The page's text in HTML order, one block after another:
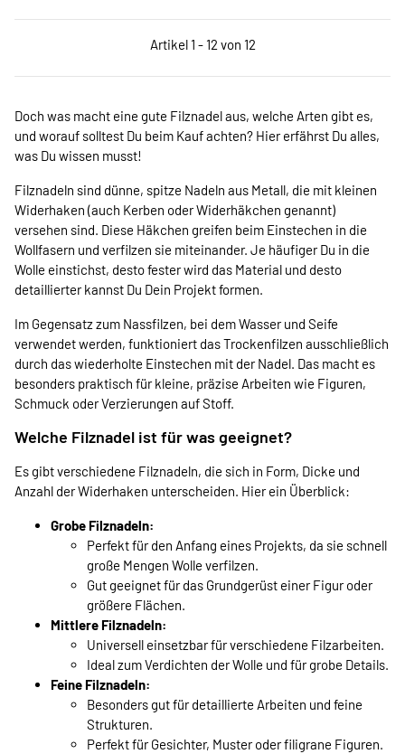
Artikel 1 - 12 von 12
Doch was macht eine gute Filznadel aus, welche Arten gibt es,
und worauf solltest Du beim Kauf achten? Hier erfährst Du alles,
was Du wissen musst!
Filznadeln sind dünne, spitze Nadeln aus Metall, die mit kleinen
Widerhaken (auch Kerben oder Widerhäkchen genannt)
versehen sind. Diese Häkchen greifen beim Einstechen in die
Wollfasern und verfilzen sie miteinander. Je häufiger Du in die
Wolle einstichst, desto fester wird das Material und desto
detaillierter kannst Du Dein Projekt formen.
Im Gegensatz zum Nassfilzen, bei dem Wasser und Seife
verwendet werden, funktioniert das Trockenfilzen ausschließlich
durch das wiederholte Einstechen mit der Nadel. Das macht es
besonders praktisch für kleine, präzise Arbeiten wie Figuren,
Schmuck oder Verzierungen auf Stoff.
Welche Filznadel ist für was geeignet?
Es gibt verschiedene Filznadeln, die sich in Form, Dicke und
Anzahl der Widerhaken unterscheiden. Hier ein Überblick:
Grobe Filznadeln:
Perfekt für den Anfang eines Projekts, da sie schnell
große Mengen Wolle verfilzen.
Gut geeignet für das Grundgerüst einer Figur oder
größere Flächen.
Mittlere Filznadeln:
Universell einsetzbar für verschiedene Filzarbeiten.
Ideal zum Verdichten der Wolle und für grobe Details.
Feine Filznadeln:
Besonders gut für detaillierte Arbeiten und feine
Strukturen.
Perfekt für Gesichter, Muster oder filigrane Figuren.